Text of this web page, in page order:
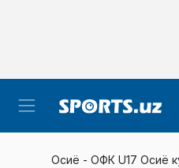
Осиё - ОФК U17 Осиё